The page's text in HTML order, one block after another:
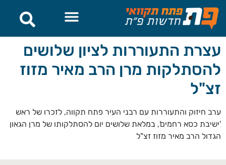
לתוכן
עצרת התעוררות לציון שלושים
להסתלקות מרן הרב מאיר מזוז
זצ"ל
ערב חיזוק והתעוררות עם רבני העיר פתח תקווה, לזכרו של ראש
'ישיבת כסא רחמים', במלאת שלושים יום להסתלקותו של מרן הגאון
הגדול הרב מאיר מזוז זצ"ל